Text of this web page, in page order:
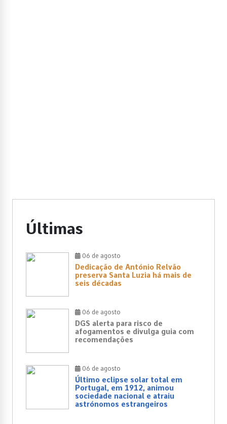
Últimas
06 de agosto
Dedicação de António Relvão
preserva Santa Luzia há mais de
seis décadas
06 de agosto
DGS alerta para risco de
afogamentos e divulga guia com
recomendações
06 de agosto
Último eclipse solar total em
Portugal, em 1912, animou
sociedade nacional e atraiu
astrónomos estrangeiros